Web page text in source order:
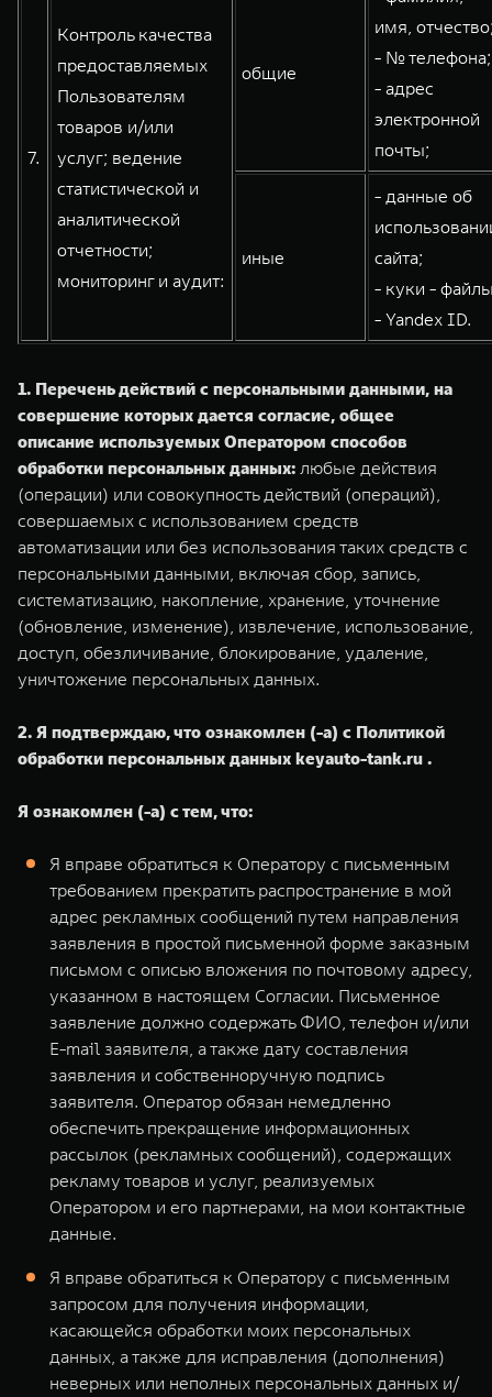
7.
Контроль качества
предоставляемых
Пользователям
товаров и/или
услуг; ведение
статистической и
аналитической
отчетности;
мониторинг и аудит:
общие
имя,
- № телефона;
- адрес
электронной
почты;
иные
- данные об
сайта;
- куки -
- Yandex ID.
1. Перечень действий с персональными данными, на
совершение которых дается согласие, общее
описание используемых Оператором способов
обработки персональных данных: любые действия
(операции) или совокупность действий (операций),
совершаемых с использованием средств
автоматизации или без использования таких средств с
персональными данными, включая сбор, запись,
систематизацию, накопление, хранение, уточнение
(обновление, изменение), извлечение, использование,
доступ, обезличивание, блокирование, удаление,
уничтожение персональных данных.
2. Я подтверждаю, что ознакомлен (-а) с Политикой
обработки персональных данных keyauto-tank.ru .
Я ознакомлен (-а) с тем, что:
Я вправе обратиться к Оператору с письменным
требованием прекратить распространение в мой
адрес рекламных сообщений путем направления
заявления в простой письменной форме заказным
письмом с описью вложения по почтовому адресу,
указанном в настоящем Согласии. Письменное
заявление должно содержать ФИО, телефон и/или
E-mail заявителя, а также дату составления
заявления и собственноручную подпись
заявителя. Оператор обязан немедленно
обеспечить прекращение информационных
рассылок (рекламных сообщений), содержащих
рекламу товаров и услуг, реализуемых
Оператором и его партнерами, на мои контактные
данные.
Я вправе обратиться к Оператору с письменным
запросом для получения информации,
касающейся обработки моих персональных
данных, а также для исправления (дополнения)
неверных или неполных персональных данных и/